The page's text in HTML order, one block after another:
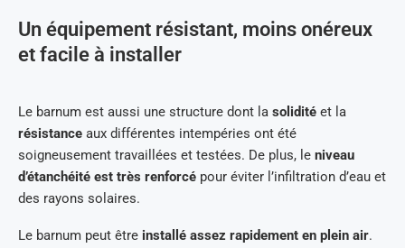
Un équipement résistant, moins onéreux
et facile à installer
Le barnum est aussi une structure dont la solidité et la
résistance aux différentes intempéries ont été
soigneusement travaillées et testées. De plus, le niveau
d’étanchéité est très renforcé pour éviter l’infiltration d’eau et
des rayons solaires.
Le barnum peut être installé assez rapidement en plein air.